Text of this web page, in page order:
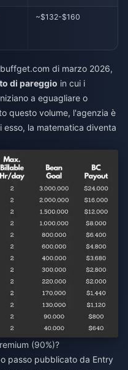
~$132-$160
di marzo 2026,
di pareggio in cui i
a eguagliare o
questo volume, l'agenzia è
la matematica diventa
(90%)?
passo pubblicato da Entry